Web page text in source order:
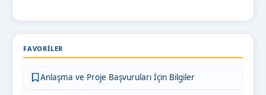
FAVORILER
Anlaşma ve Proje Başvuruları İçin Bilgiler